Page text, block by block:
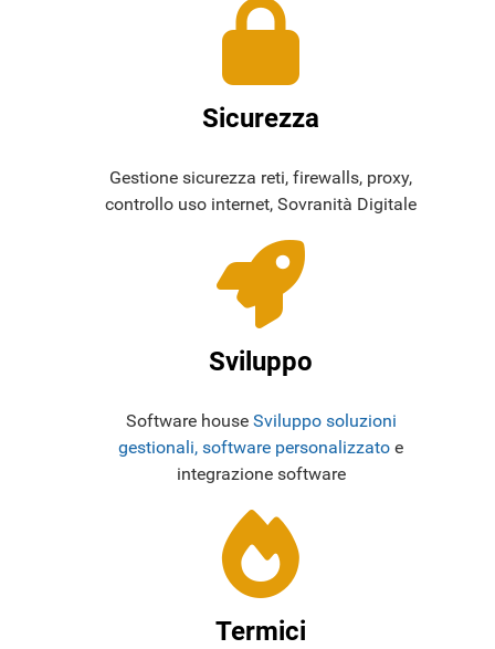
Sicurezza
Gestione sicurezza reti, firewalls, proxy,
controllo uso internet, Sovranità Digitale
Sviluppo
Software house Sviluppo soluzioni
gestionali, software personalizzato e
integrazione software
Termici